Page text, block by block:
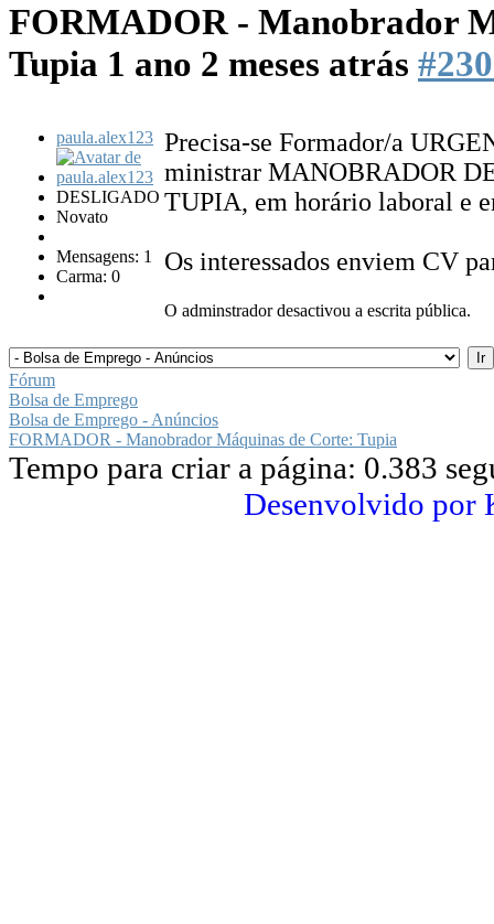
FORMADOR - Manobrador
Tupia 1 ano 2 meses atrás
paula.alex123
DESLIGADO
Novato
Mensagens: 1
Carma: 0
Precisa-se Formador/a
ministrar MANOBRADOR
TUPIA, em horário laboral e
Os interessados enviem CV
O adminstrador desactivou a escrita pública.
Fórum
Bolsa de Emprego
Bolsa de Emprego - Anúncios
FORMADOR - Manobrador Máquinas de Corte: Tupia
Tempo para criar a página: 0.383
Desenvolvido por